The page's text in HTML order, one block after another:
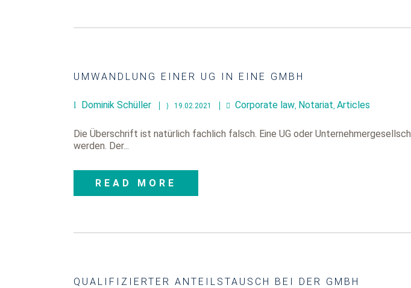
UMWANDLUNG EINER UG IN EINE GMBH
Dominik Schüller 19.02.2021 Corporate law, Notariat, Articles
Die Überschrift ist natürlich fachlich falsch. Eine UG oder
werden. Der...
READ MORE
QUALIFIZIERTER ANTEILSTAUSCH BEI DER GMBH